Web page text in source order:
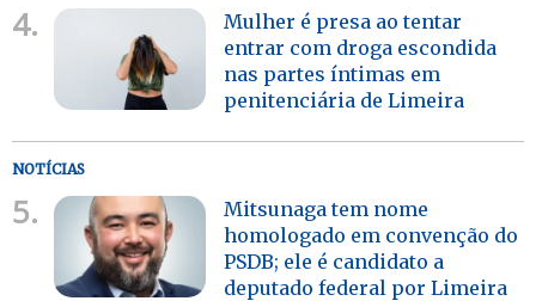
4.
Mulher é presa ao tentar
entrar com droga escondida
nas partes íntimas em
penitenciária de Limeira
NOTÍCIAS
5.
Mitsunaga tem nome
homologado em convenção do
PSDB; ele é candidato a
deputado federal por Limeira